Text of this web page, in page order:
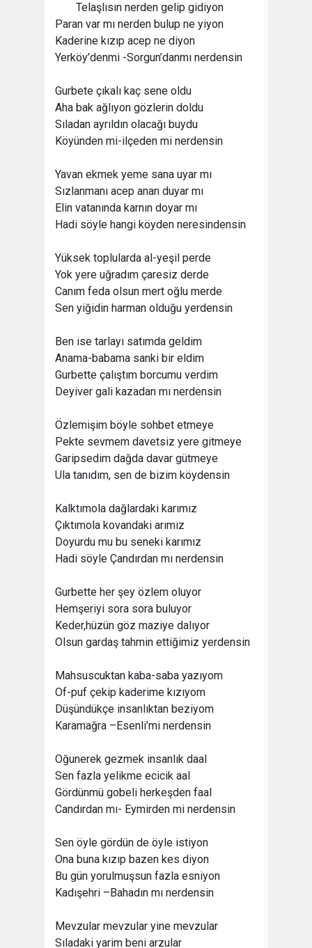
Telaşlısın nerden gelip gidiyon
Paran var mı nerden bulup ne yiyon
Kaderine kızıp acep ne diyon
Yerköy’denmi -Sorgun’danmı nerdensin
Gurbete çıkalı kaç sene oldu
Aha bak ağlıyon gözlerin doldu
Sıladan ayrıldın olacağı buydu
Köyünden mi-ilçeden mi nerdensin
Yavan ekmek yeme sana uyar mı
Sızlanmanı acep anan duyar mı
Elin vatanında karnın doyar mı
Hadi söyle hangi köyden neresindensin
Yüksek toplularda al-yeşil perde
Yok yere uğradım çaresiz derde
Canım feda olsun mert oğlu merde
Sen yiğidin harman olduğu yerdensin
Ben ise tarlayı satımda geldim
Anama-babama sanki bir eldim
Gurbette çalıştım borcumu verdim
Deyiver gali kazadan mı nerdensin
Özlemişim böyle sohbet etmeye
Pekte sevmem davetsiz yere gitmeye
Garipsedim dağda davar gütmeye
Ula tanıdım, sen de bizim köydensin
Kalktımola dağlardaki karımız
Çıktımola kovandaki arımız
Doyurdu mu bu seneki karımız
Hadi söyle Çandırdan mı nerdensin
Gurbette her şey özlem oluyor
Hemşeriyi sora sora buluyor
Keder,hüzün göz maziye dalıyor
Olsun gardaş tahmin ettiğimiz yerdensin
Mahsuscuktan kaba-saba yazıyom
Of-puf çekip kaderime kızıyom
Düşündükçe insanlıktan beziyom
Karamağra –Esenli’mi nerdensin
Oğunerek gezmek insanlık daal
Sen fazla yelikme ecicik aal
Gördünmü gobeli herkeşden faal
Candırdan mı- Eymirden mi nerdensin
Sen öyle gördün de öyle istiyon
Ona buna kızıp bazen kes diyon
Bu gün yorulmuşsun fazla esniyon
Kadışehri –Bahadın mı nerdensin
Mevzular mevzular yine mevzular
Sıladaki yarim beni arzular